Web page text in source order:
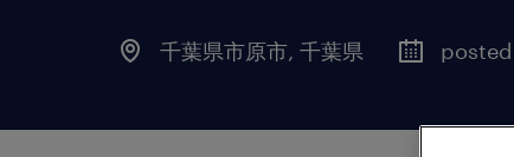
千葉県市原市, 千葉県